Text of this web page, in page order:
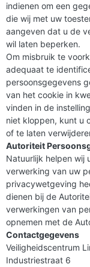
indienen om een
die wij met uw
aangeven dat u de
wil laten beperken.
Om misbruik te
adequaat te
persoonsgegevens
van het cookie in
vinden in de
niet kloppen, kunt u
of te laten
Autoriteit
Natuurlijk helpen wij
verwerking van uw
privacywetgeving
dienen bij de
verwerkingen van
opnemen met de
Contactgegevens
Veiligheidscentrum
Industriestraat 6